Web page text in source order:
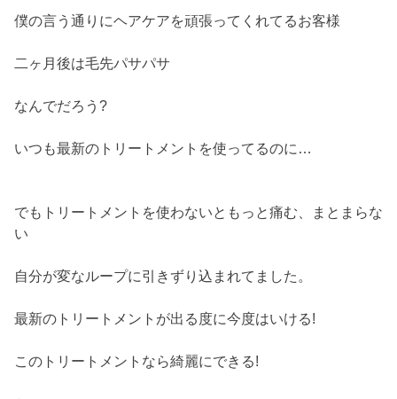
僕の言う通りにヘアケアを頑張ってくれてるお客様
二ヶ月後は毛先パサパサ
なんでだろう?
いつも最新のトリートメントを使ってるのに…
でもトリートメントを使わないともっと痛む、まとまらな
い
自分が変なループに引きずり込まれてました。
最新のトリートメントが出る度に今度はいける!
このトリートメントなら綺麗にできる!